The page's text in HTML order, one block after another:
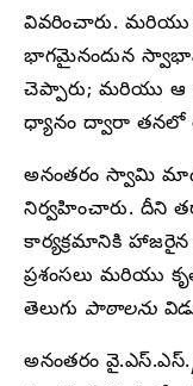
వివరించారు. మరియు
భాగమైనందున
చెప్పారు; మరియు
ధ్యానం ద్వారా తనలో
అనంతరం స్వామి
నిర్వహించారు. దీని
కార్యక్రమానికి హాజరైన
ప్రశంసలు మరియు
తెలుగు పాఠాలను
అనంతరం వై.ఎస్.ఎస్./